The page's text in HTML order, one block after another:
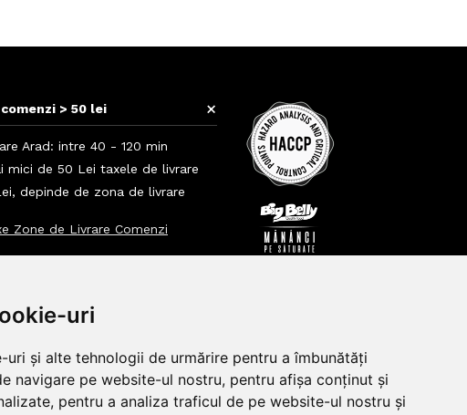
uri
uri și alte tehnologii de urmărire pentru a îmbunătăți
navigare pe website-ul nostru, pentru afișa conținut și
pentru a analiza traficul de pe website-ul nostru și
> 50 lei +
Arad: intre 40 - 120 min
mici de 50 Lei taxele de livrare
depinde de zona de livrare
Zone de Livrare Comenzi